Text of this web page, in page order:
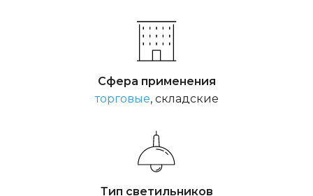
Сфера применения
торговые, складские
Тип светильников